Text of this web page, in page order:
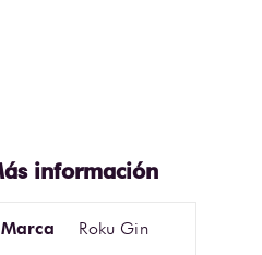
Marca Roku Gin